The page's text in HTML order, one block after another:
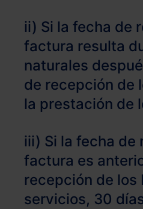
ii) Si la fecha de
factura resulta
naturales
de recepción de
la prestación de
iii) Si la fecha de
factura es
recepción de los
servicios, 30